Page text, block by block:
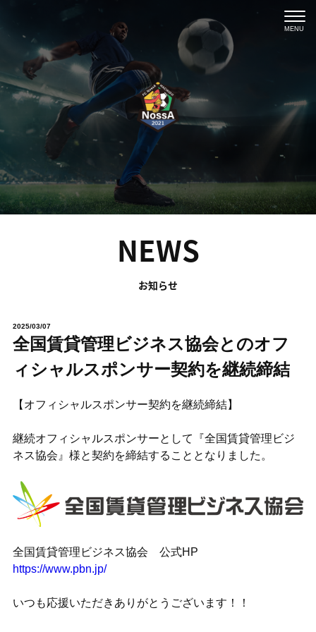
MENU
NEWS
お知らせ
2025/03/07
全国賃貸管理ビジネス協会とのオフ
ィシャルスポンサー契約を継続締結
【オフィシャルスポンサー契約を継続締結】
継続オフィシャルスポンサーとして『全国賃貸管理ビジ
ネス協会』様と契約を締結することとなりました。
全国賃貸管理ビジネス協会 公式HP
https://www.pbn.jp/
いつも応援いただきありがとうございます！！